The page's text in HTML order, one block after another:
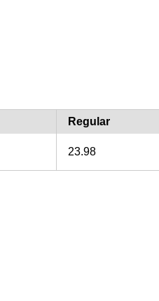
Regular
23.98